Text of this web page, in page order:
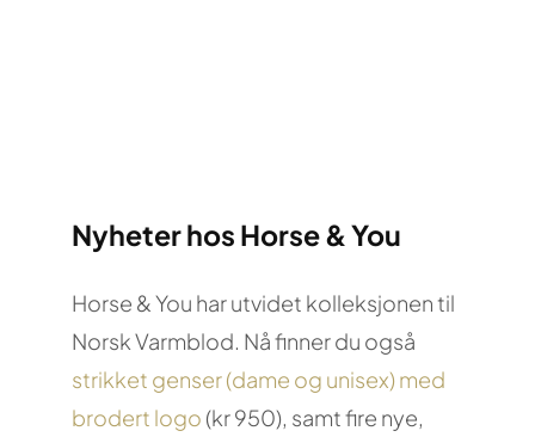
Nyheter hos Horse & You
Horse & You har utvidet kolleksjonen til
Norsk Varmblod. Nå finner du også
strikket genser (dame og unisex) med
brodert logo (kr 950), samt fire nye,